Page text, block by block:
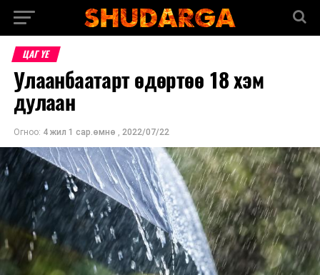
ЦАГ ҮЕ
Улаанбаатарт өдөртөө 18 хэм
дулаан
Огноо: 4 жил 1 сар.өмнө , 2022/07/22